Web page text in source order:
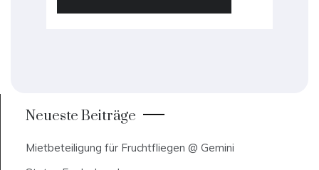
Neueste Beiträge
Mietbeteiligung für Fruchtfliegen @ Gemini